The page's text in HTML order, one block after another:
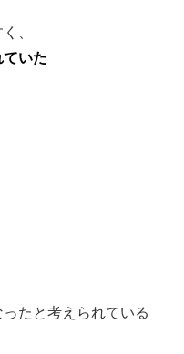
、
いた
たと考えられている